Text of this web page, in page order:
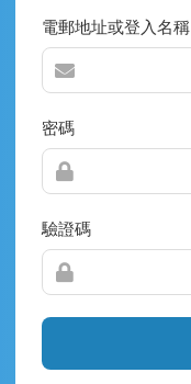
電郵地址或登入名稱
密碼
驗證碼